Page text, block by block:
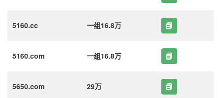
5160.cc 一组16.8万
5160.com 一组16.8万
5650.com 29万